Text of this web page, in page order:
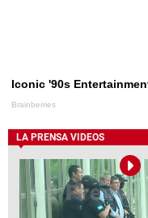
LA PRENSA VIDEOS